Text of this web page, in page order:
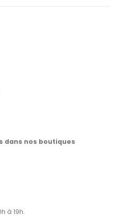
dans nos boutiques
à 19h.